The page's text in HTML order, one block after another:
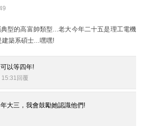
型的高富帥類型...老大今年二十五是理工電機
築系碩士...嘿嘿!
以等四年!
15:31 回覆
大三，我會鼓勵她認識他們!